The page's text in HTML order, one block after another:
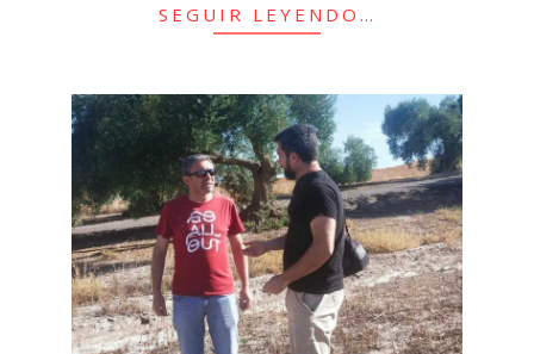
SEGUIR LEYENDO…